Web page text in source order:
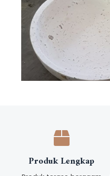
Produk Lengkap